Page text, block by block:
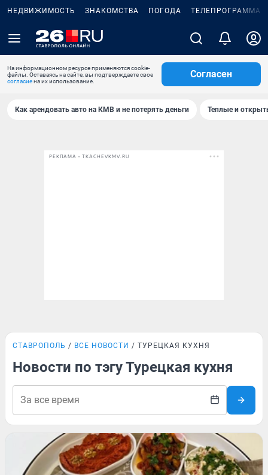
НЕДВИЖИМОСТЬ ЗНАКОМСТВА ПОГОДА ТЕЛЕПРОГРАММА
На информационном ресурсе применяются cookie-
файлы. Оставаясь на сайте, вы подтверждаете свое
согласиена их использование.
Согласен
Как арендовать авто на КМВ и не потерять деньги Теплые и
РЕКЛАМА • TKACHEVKMV.RU
СТАВРОПОЛЬ ВСЕ НОВОСТИ ТУРЕЦКАЯ КУХНЯ
Новости по тэгу Турецкая кухня